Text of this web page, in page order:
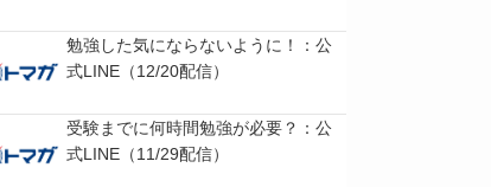
勉強した気にならないように！：公
式LINE（12/20配信）
受験までに何時間勉強が必要？：公
式LINE（11/29配信）